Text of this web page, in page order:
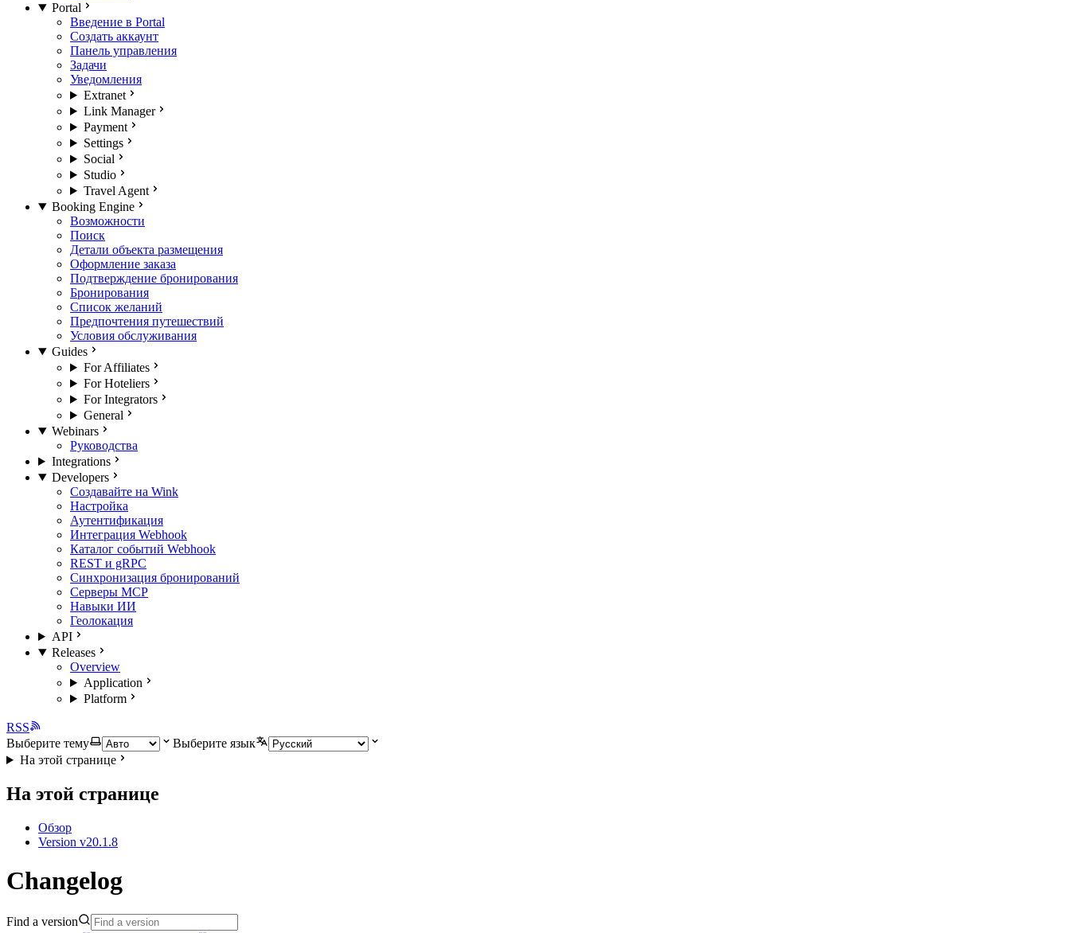
Portal
Введение в Portal
Создать аккаунт
Панель управления
Задачи
Уведомления
Extranet
Link Manager
Payment
Settings
Social
Studio
Travel Agent
Booking Engine
Возможности
Поиск
Детали объекта размещения
Оформление заказа
Подтверждение бронирования
Бронирования
Список желаний
Предпочтения путешествий
Условия обслуживания
Guides
For Affiliates
For Hoteliers
For Integrators
General
Webinars
Руководства
Integrations
Developers
Создавайте на Wink
Настройка
Аутентификация
Интеграция Webhook
Каталог событий Webhook
REST и gRPC
Синхронизация бронирований
Серверы MCP
Навыки ИИ
Геолокация
API
Releases
Overview
Application
Platform
RSS
Выберите тему
Выберите язык
На этой странице
На этой странице
Обзор
Version v20.1.8
Changelog
Find a version